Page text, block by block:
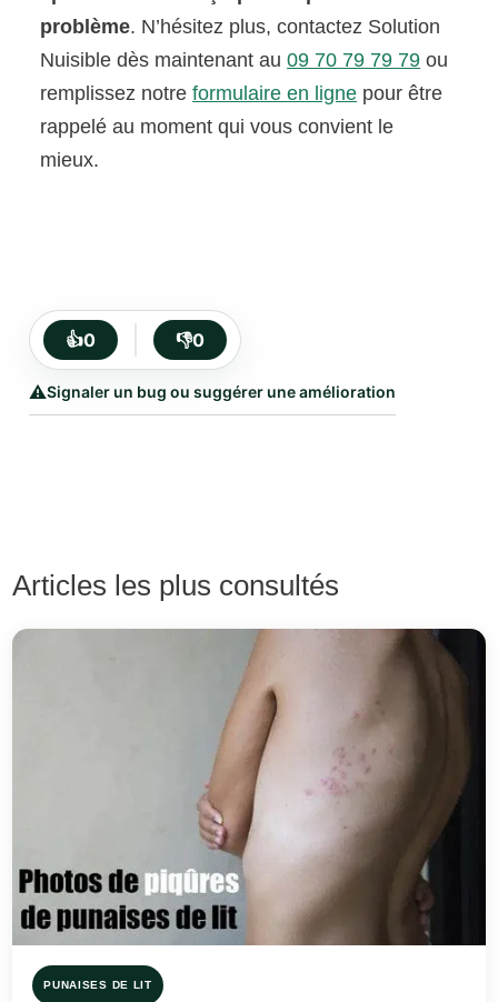
problème. N’hésitez plus, contactez Solution
Nuisible dès maintenant au09 70 79 79 79 ou
remplissez notreformulaire en ligne pour être
rappelé au moment qui vous convient le
mieux.
👍0 👎0
⚠️Signaler un bug ou suggérer une amélioration
Articles les plus consultés
PUNAISES DE LIT